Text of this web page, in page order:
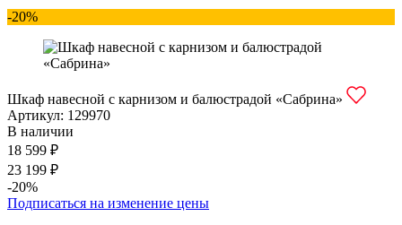
-20%
Шкаф навесной с карнизом и балюстрадой «Сабрина»
Артикул: 129970
В наличии
18 599 ₽
23 199 ₽
-20%
Подписаться на изменение цены